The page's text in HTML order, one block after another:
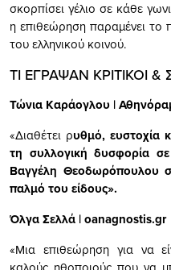
σκορπίσει γέλιο σε κάθε
η επιθεώρηση παραμένει το
του ελληνικού κοινού.
ΤΙ ΕΓΡΑΨΑΝ ΚΡΙΤΙΚΟΙ
Τώνια Καράογλου |
«Διαθέτει ρυθμό, ευστοχία
τη συλλογική δυσφορία σε
Βαγγέλη Θεοδωρόπουλου
παλμό του είδους».
Όλγα Σελλά | oanagnostis.gr
«Μια επιθεώρηση για να